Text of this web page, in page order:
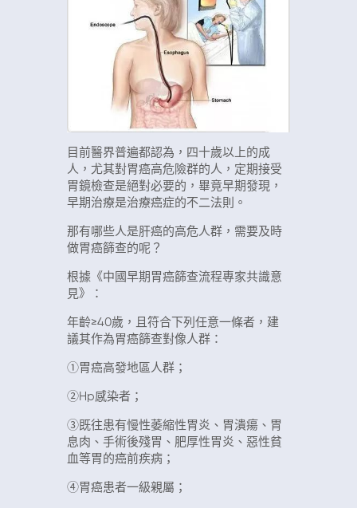
目前醫界普遍都認為，四十歲以上的成
人，尤其對胃癌高危險群的人，定期接受
胃鏡檢查是絕對必要的，畢竟早期發現，
早期治療是治療癌症的不二法則。
那有哪些人是肝癌的高危人群，需要及時
做胃癌篩查的呢？
根據《中國早期胃癌篩查流程專家共識意
見》：
年齡≥40歲，且符合下列任意一條者，建
議其作為胃癌篩查對像人群：
①胃癌高發地區人群；
②Hp感染者；
③既往患有慢性萎縮性胃炎、胃潰瘍、胃
息肉、手術後殘胃、肥厚性胃炎、惡性貧
血等胃的癌前疾病；
④胃癌患者一級親屬；